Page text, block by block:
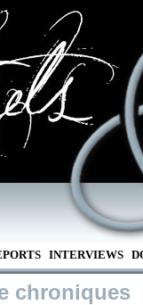
INTERVIEWS
chroniques